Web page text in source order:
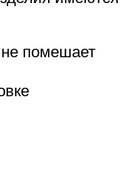
помешает